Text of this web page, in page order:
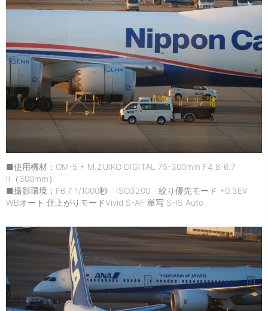
■使用機材：OM-5 + M.ZUIKO DIGITAL 75-300mm F4.8-6.7
II（300mm）
■撮影環境：F6.7 1/1000秒 ISO3200 絞り優先モード +0.3EV
WBオート 仕上がりモードVivid S-AF 単写 S-IS Auto